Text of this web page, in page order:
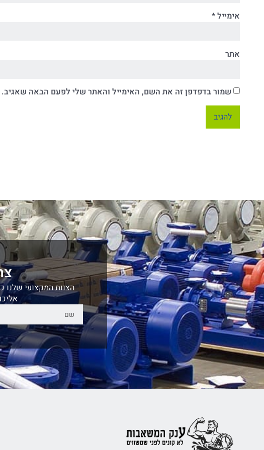
אימייל*
אתר
שמור בדפדפן זה את השם, האימייל והאתר שלי לפעם הבאה שאגיב.
הצוות המקצועי שלנו